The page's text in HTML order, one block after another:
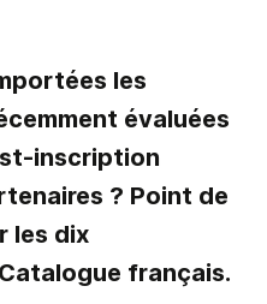
les
évaluées
inscription
? Point de
les dix
français.